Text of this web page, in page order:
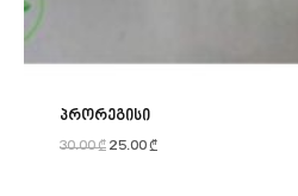
პრორეგისი
30.00₾ 25.00₾